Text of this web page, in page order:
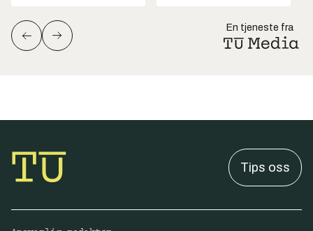
En tjeneste fra
Tips oss